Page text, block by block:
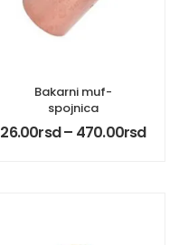
Bakarni muf-
spojnica
26.00rsd– 470.00rsd